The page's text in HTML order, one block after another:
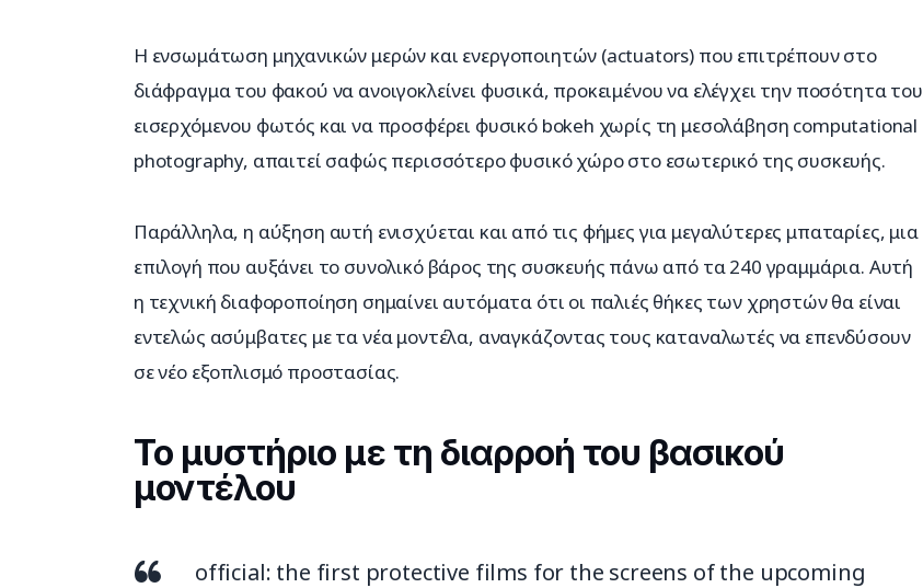
Η ενσωμάτωση μηχανικών μερών και ενεργοποιητών (actuators) που επιτρέπουν στο
διάφραγμα του φακού να ανοιγοκλείνει φυσικά, προκειμένου να ελέγχει την ποσότητα του
εισερχόμενου φωτός και να προσφέρει φυσικό bokeh χωρίς τη μεσολάβηση computational
photography, απαιτεί σαφώς περισσότερο φυσικό χώρο στο εσωτερικό της συσκευής.
Παράλληλα, η αύξηση αυτή ενισχύεται και από τις φήμες για μεγαλύτερες μπαταρίες, μια
επιλογή που αυξάνει το συνολικό βάρος της συσκευής πάνω από τα 240 γραμμάρια. Αυτή
η τεχνική διαφοροποίηση σημαίνει αυτόματα ότι οι παλιές θήκες των χρηστών θα είναι
εντελώς ασύμβατες με τα νέα μοντέλα, αναγκάζοντας τους καταναλωτές να επενδύσουν
σε νέο εξοπλισμό προστασίας.
Το μυστήριο με τη διαρροή του βασικού
μοντέλου
official: the first protective films for the screens of the upcoming